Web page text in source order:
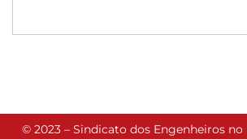
© 2023 – Sindicato dos Engenheiros no